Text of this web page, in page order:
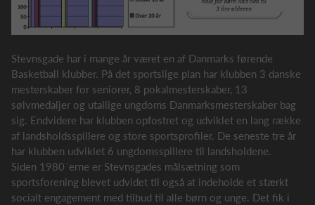
Stevnsgade har i mange år været en af Danmarks førende
Basketball klubber. På det sportslige plan har klubben 3 danske
mesterskaber for seniorer, 8 pokalmesterskaber, 13
sølvmedaljer og utallige ungdoms Danmarksmesterskaber bag
sig. Endvidere har klubben opfostret og udviklet en lang række
af landsholdsspillere og store sportsprofiler. De seneste tre år
har klubben udviklet 6 ungdomsspillere til landsholdene.
Siden 1980´erne er Stevnsgades målsætning som
sportsforening blevet udvidet til også at indeholde et stærkt
socialt engagement med tilbud til alle børn og unge. Det fik i